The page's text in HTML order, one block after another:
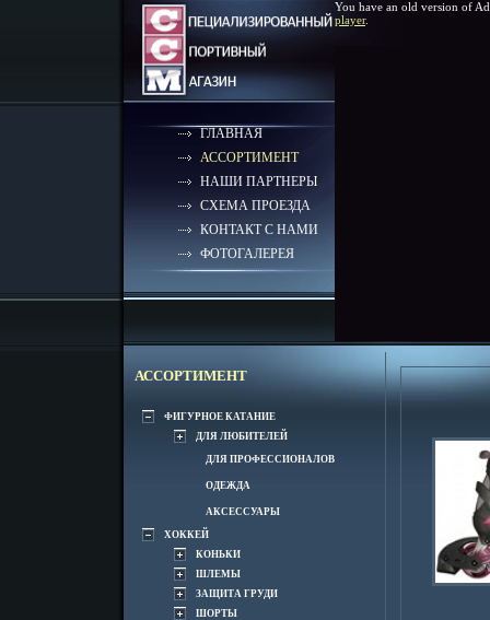
ГЛАВНАЯ
АССОРТИМЕНТ
НАШИ ПАРТНЕРЫ
СХЕМА ПРОЕЗДА
КОНТАКТ С НАМИ
ФОТОГАЛЕРЕЯ
You have an old version of
player.
АССОРТИМЕНТ
ФИГУРНОЕ КАТАНИЕ
ДЛЯ ЛЮБИТЕЛЕЙ
ДЛЯ ПРОФЕССИОНАЛОВ
ОДЕЖДА
АКСЕССУАРЫ
ХОККЕЙ
КОНЬКИ
ШЛЕМЫ
ЗАЩИТА ГРУДИ
ШОРТЫ